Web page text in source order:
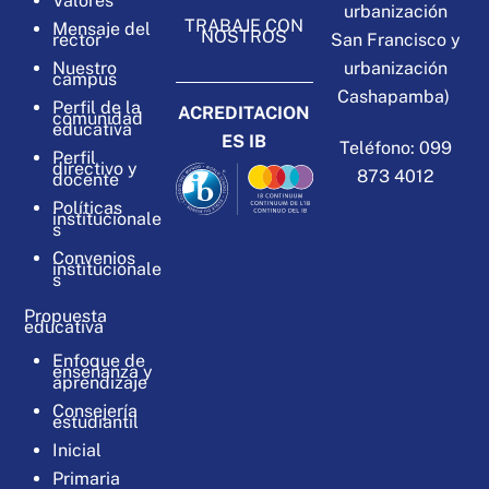
Mensaje del
rector
Nuestro
campus
Perfil de la
comunidad
educativa
Perfil
directivo y
docente
Políticas
institucionale
s
Convenios
institucionale
s
Propuesta
educativa
Enfoque de
enseñanza y
aprendizaje
Consejería
estudiantil
Inicial
Primaria
TRABAJE CON
NOSTROS
ACREDITACION
ES IB
urbanización
San Francisco y
urbanización
Cashapamba)
Teléfono: 099
873 4012